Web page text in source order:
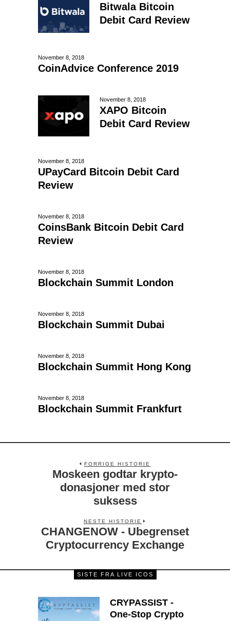
Bitwala Bitcoin
Debit Card Review
November 8, 2018
CoinAdvice Conference 2019
November 8, 2018
XAPO Bitcoin
Debit Card Review
November 8, 2018
UPayCard Bitcoin Debit Card
Review
November 8, 2018
CoinsBank Bitcoin Debit Card
Review
November 8, 2018
Blockchain Summit London
November 8, 2018
Blockchain Summit Dubai
November 8, 2018
Blockchain Summit Hong Kong
November 8, 2018
Blockchain Summit Frankfurt
FORRIGE HISTORIE
Moskeen godtar krypto-
donasjoner med stor
suksess
NESTE HISTORIE
CHANGENOW - Ubegrenset
Cryptocurrency Exchange
SISTE FRA LIVE ICOS
CRYPASSIST -
One-Stop Crypto